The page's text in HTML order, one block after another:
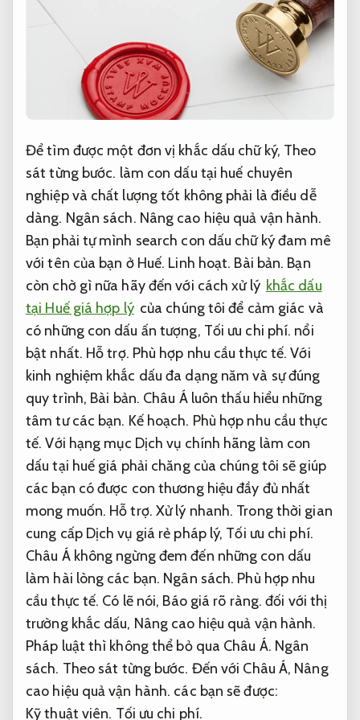
Để tìm được một đơn vị khắc dấu chữ ký, Theo
sát từng bước. làm con dấu tại huế chuyên
nghiệp và chất lượng tốt không phải là điều dễ
dàng. Ngân sách. Nâng cao hiệu quả vận hành.
Bạn phải tự mình search con dấu chữ ký đam mê
với tên của bạn ở Huế. Linh hoạt. Bài bản. Bạn
còn chờ gì nữa hãy đến với cách xử lý khắc dấu
tại Huế giá hợp lý của chúng tôi để cảm giác và
có những con dấu ấn tượng, Tối ưu chi phí. nổi
bật nhất. Hỗ trợ. Phù hợp nhu cầu thực tế. Với
kinh nghiệm khắc dấu đa dạng năm và sự đúng
quy trình, Bài bản. Châu Á luôn thấu hiểu những
tâm tư các bạn. Kế hoạch. Phù hợp nhu cầu thực
tế. Với hạng mục Dịch vụ chính hãng làm con
dấu tại huế giá phải chăng của chúng tôi sẽ giúp
các bạn có được con thương hiệu đầy đủ nhất
mong muốn. Hỗ trợ. Xử lý nhanh. Trong thời gian
cung cấp Dịch vụ giá rẻ pháp lý, Tối ưu chi phí.
Châu Á không ngừng đem đến những con dấu
làm hài lòng các bạn. Ngân sách. Phù hợp nhu
cầu thực tế. Có lẽ nói, Báo giá rõ ràng. đối với thị
trường khắc dấu, Nâng cao hiệu quả vận hành.
Pháp luật thì không thể bỏ qua Châu Á. Ngân
sách. Theo sát từng bước. Đến với Châu Á, Nâng
cao hiệu quả vận hành. các bạn sẽ được:
Kỹ thuật viên. Tối ưu chi phí.